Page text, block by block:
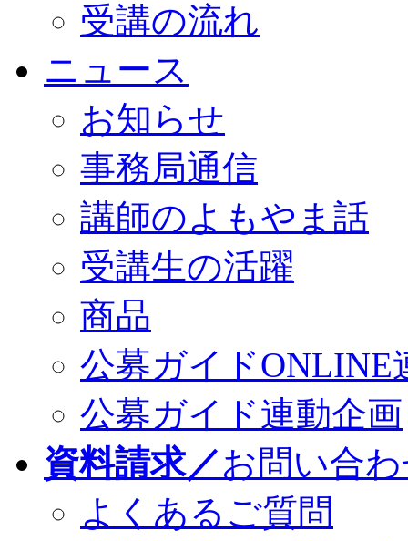
受講の流れ
ニュース
お知らせ
事務局通信
講師のよもやま話
受講生の活躍
商品
公募ガイドONLINE
公募ガイド連動企画
資料請求／お問い合
よくあるご質問